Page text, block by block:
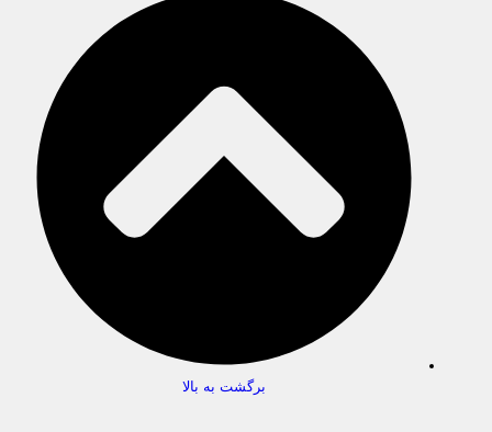
برگشت به بالا